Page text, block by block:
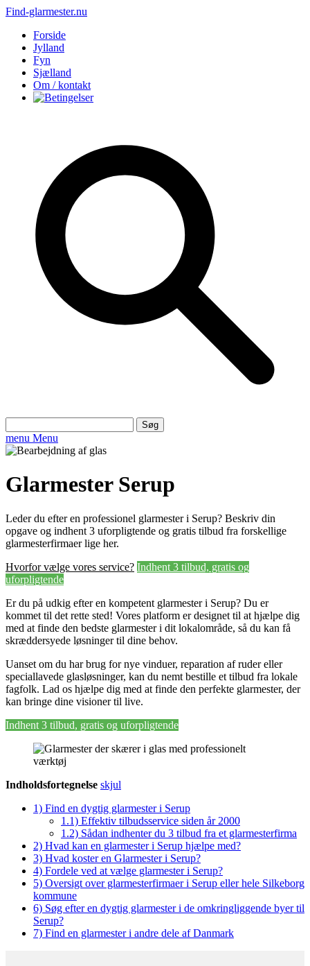
Find-glarmester.nu
Forside
Jylland
Fyn
Sjælland
Om / kontakt
efter:
menu Menu
Glarmester Serup
Leder du efter en professionel glarmester i Serup? Beskriv din
opgave og indhent 3 uforpligtende og gratis tilbud fra forskellige
glarmesterfirmaer lige her.
Hvorfor vælge vores service? Indhent 3 tilbud, gratis og
uforpligtende
Er du på udkig efter en kompetent glarmester i Serup? Du er
kommet til det rette sted! Vores platform er designet til at hjælpe dig
med at finde den bedste glarmester i dit lokalområde, så du kan få
skræddersyede løsninger til dine behov.
Uanset om du har brug for nye vinduer, reparation af ruder eller
speciallavede glasløsninger, kan du nemt bestille et tilbud fra lokale
fagfolk. Lad os hjælpe dig med at finde den perfekte glarmester, der
kan bringe dine visioner til live.
Indhent 3 tilbud, gratis og uforpligtende
Indholdsfortegnelse skjul
1) Find en dygtig glarmester i Serup
1.1) Effektiv tilbudsservice siden år 2000
1.2) Sådan indhenter du 3 tilbud fra et glarmesterfirma
2) Hvad kan en glarmester i Serup hjælpe med?
3) Hvad koster en Glarmester i Serup?
4) Fordele ved at vælge glarmester i Serup?
5) Oversigt over glarmesterfirmaer i Serup eller hele Silkeborg
kommune
6) Søg efter en dygtig glarmester i de omkringliggende byer til
Serup?
7) Find en glarmester i andre dele af Danmark